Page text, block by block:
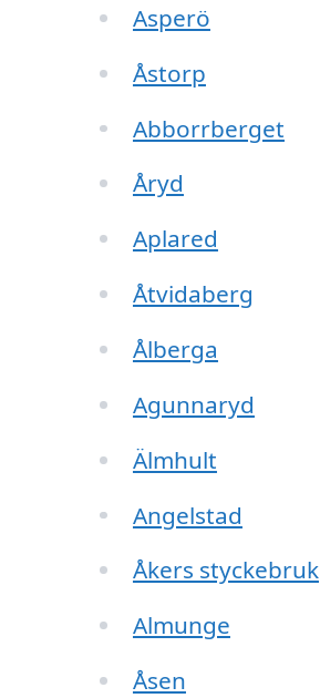
Asperö
Åstorp
Abborrberget
Åryd
Aplared
Åtvidaberg
Ålberga
Agunnaryd
Älmhult
Angelstad
Åkers styckebruk
Almunge
Åsen